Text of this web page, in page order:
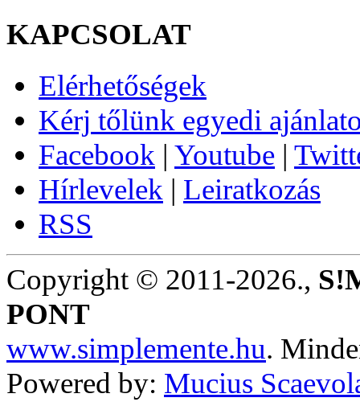
KAPCSOLAT
Elérhetőségek
Kérj tőlünk egyedi
Facebook | Youtube |
Hírlevelek | Leiratkozás
RSS
Copyright © 2011-2026.,
PONT
www.simplemente.hu.
Powered by: Mucius